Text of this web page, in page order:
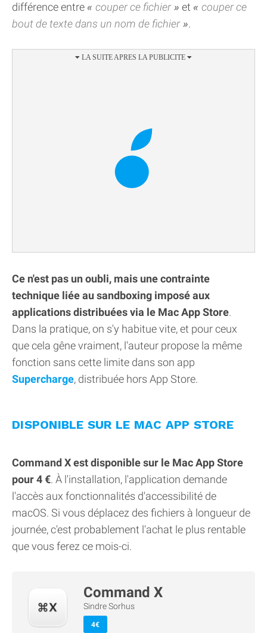
différence entre
couper ce fichier et
couper ce
bout de texte dans un nom de fichier
.
Ce n'est pas un oubli, mais une contrainte
technique liée au sandboxing imposé aux
applications distribuées via le Mac App Store.
Dans la pratique, on s'y habitue vite, et pour ceux
que cela gêne vraiment, l'auteur propose la même
fonction sans cette limite dans son app
Supercharge, distribuée hors App Store.
DISPONIBLE SUR LE MAC APP STORE
Command X est disponible sur le Mac App Store
pour 4 €. À l'installation, l'application demande
l'accès aux fonctionnalités d'accessibilité de
macOS. Si vous déplacez des fichiers à longueur de
journée, c'est probablement l'achat le plus rentable
que vous ferez ce mois-ci.
Command X
Sindre Sorhus
4€